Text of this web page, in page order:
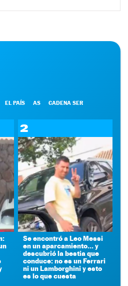
EL PAÍS AS CADENA SER
2
Se encontró a Leo Messi
en un aparcamiento... y
descubrió la bestia que
conduce: no es un Ferrari
ni un Lamborghini y esto
es lo que cuesta